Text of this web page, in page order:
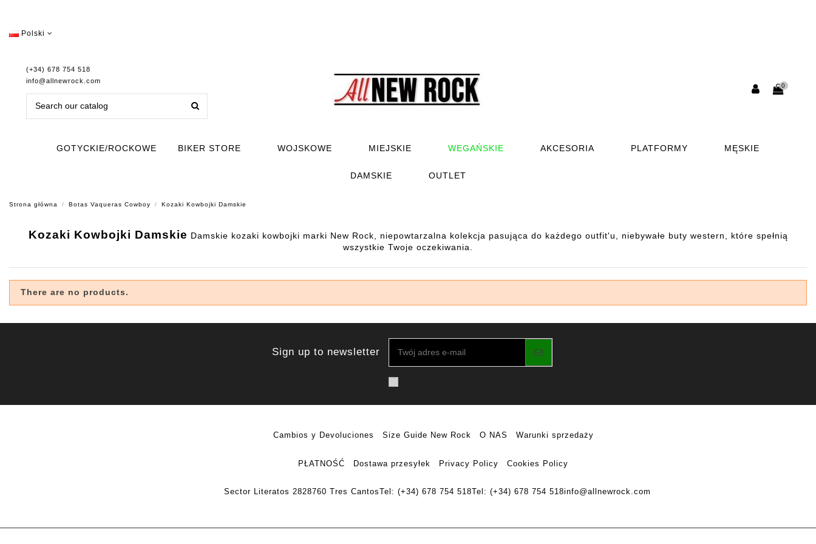
Polski
(+34) 678 754 518
info@allnewrock.com
0
GOTYCKIE/ROCKOWE BIKER STORE WOJSKOWE MIEJSKIE WEGAŃSKIE AKCESORIA PLATFORMY MĘSKIE
DAMSKIE OUTLET
Strona główna Botas Vaqueras Cowboy Kozaki Kowbojki Damskie
Kozaki Kowbojki Damskie Damskie kozaki kowbojki marki New Rock, niepowtarzalna kolekcja pasująca do każdego outfit'u, niebywałe buty western, które spełnią
wszystkie Twoje oczekiwania.
There are no products.
Sign up to newsletter
Cambios y Devoluciones Size Guide New Rock O NAS Warunki sprzedaży
PŁATNOŚĆ Dostawa przesyłek Privacy Policy Cookies Policy
Sector Literatos 2828760 Tres CantosTel: (+34) 678 754 518Tel: (+34) 678 754 518info@allnewrock.com